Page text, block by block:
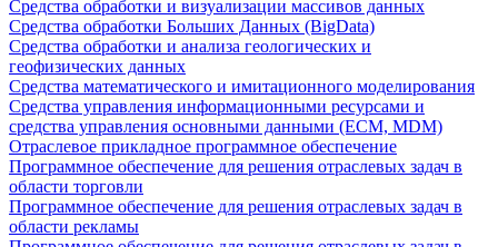
Средства обработки и визуализации массивов данных
Средства обработки Больших Данных (BigData)
Средства обработки и анализа геологических и
геофизических данных
Средства математического и имитационного моделирования
Средства управления информационными ресурсами и
средства управления основными данными (ECM, MDM)
Отраслевое прикладное программное обеспечение
Программное обеспечение для решения отраслевых задач в
области торговли
Программное обеспечение для решения отраслевых задач в
области рекламы